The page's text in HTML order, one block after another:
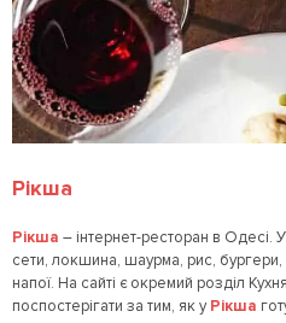
Рікша
Рікша – інтернет-ресторан в Одесі.
сети, локшина, шаурма, рис, бургери,
напої. На сайті є окремий розділ
поспостерігати за тим, як уРікша